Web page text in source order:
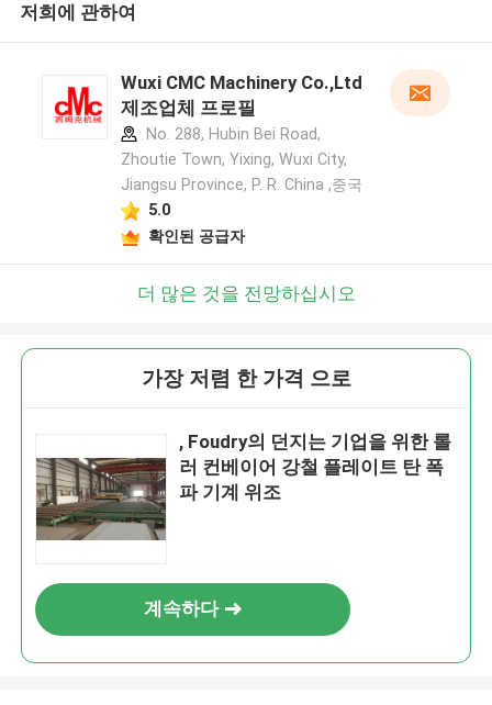
저희에 관하여
Wuxi CMC Machinery Co.,Ltd
제조업체 프로필
No. 288, Hubin Bei Road,
Zhoutie Town, Yixing, Wuxi City,
Jiangsu Province, P. R. China ,중국
5.0
확인된 공급자
더 많은 것을 전망하십시오
가장 저렴 한 가격 으로
, Foudry의 던지는 기업을 위한 롤
러 컨베이어 강철 플레이트 탄 폭
파 기계 위조
계속하다